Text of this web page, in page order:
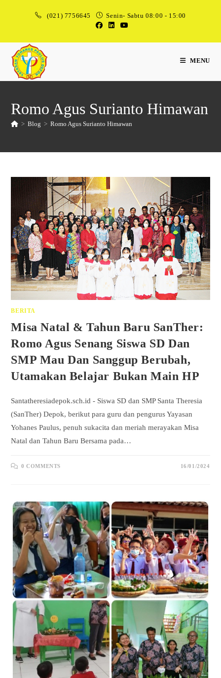
(021) 7756645 Senin- Sabtu 08:00 - 15:00
MENU
Romo Agus Surianto Himawan
> Blog > Romo Agus Surianto Himawan
BERITA
Misa Natal & Tahun Baru SanTher:
Romo Agus Senang Siswa SD Dan
SMP Mau Dan Sanggup Berubah,
Utamakan Belajar Bukan Main HP
Santatheresiadepok.sch.id - Siswa SD dan SMP Santa Theresia
(SanTher) Depok, berikut para guru dan pengurus Yayasan
Yohanes Paulus, penuh sukacita dan meriah merayakan Misa
Natal dan Tahun Baru Bersama pada…
0 COMMENTS 16/01/2024